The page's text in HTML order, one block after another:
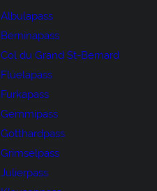
Albulapass
Berninapass
Col du Grand St-Bernard
Flüelapass
Furkapass
Gemmipass
Gotthardpass
Grimselpass
Julierpass